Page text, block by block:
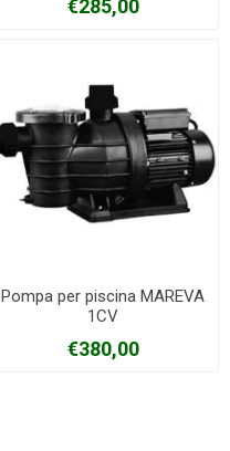
€285,00
Pompa per piscina MAREVA
1CV
€380,00